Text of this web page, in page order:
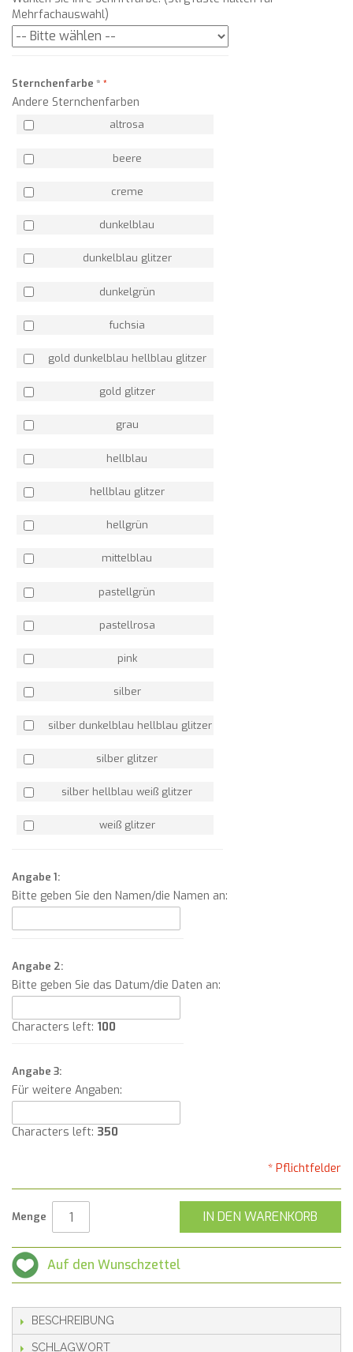
Mehrfachauswahl)
Sternchenfarbe *
Andere Sternchenfarben
altrosa
beere
creme
dunkelblau
dunkelblau glitzer
dunkelgrün
fuchsia
gold dunkelblau hellblau glitzer
gold glitzer
grau
hellblau
hellblau glitzer
hellgrün
mittelblau
pastellgrün
pastellrosa
pink
silber
silber dunkelblau hellblau glitzer
silber glitzer
silber hellblau weiß glitzer
weiß glitzer
Angabe 1:
Bitte geben Sie den Namen/die Namen an:
Angabe 2:
Bitte geben Sie das Datum/die Daten an:
Characters left: 100
Angabe 3:
Für weitere Angaben:
Characters left: 350
* Pflichtfelder
Menge IN DEN WARENKORB
Auf den Wunschzettel
BESCHREIBUNG
SCHLAGWORT